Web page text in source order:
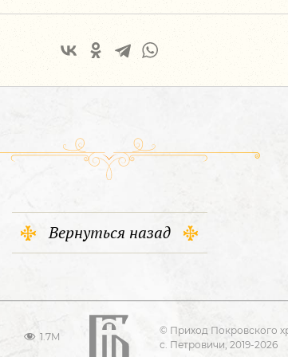
Вернуться назад
1.7M
© Приход Покровского
с. Петровичи, 2019-2026